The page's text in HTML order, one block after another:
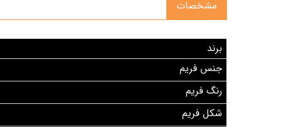
مشخصات
برند
جنس فریم
رنگ فریم
شکل فریم